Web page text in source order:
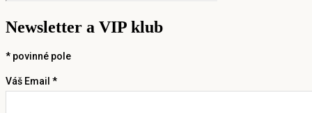
Newsletter a VIP klub
* povinné pole
Váš Email *